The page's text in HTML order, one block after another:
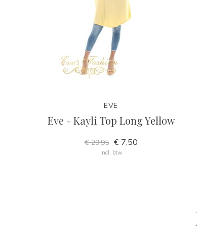
EVE
Eve - Kayli Top Long Yellow
€ 29,95 € 7,50
Incl. btw